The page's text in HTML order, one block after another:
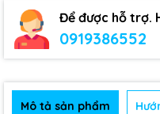
Để được hỗ trợ.
0919386552
Mô tả sản phẩm